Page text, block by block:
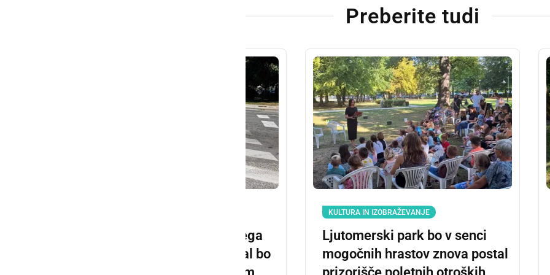
Preberite tudi
Pričela se bo gradnja novega
krožišča v Ljutomeru, veljal bo
spremenjen prometni režim
KULTURA IN IZOBRAŽEVANJE
Ljutomerski park bo v senci
mogočnih hrastov znova postal
prizorišče poletnih otroških